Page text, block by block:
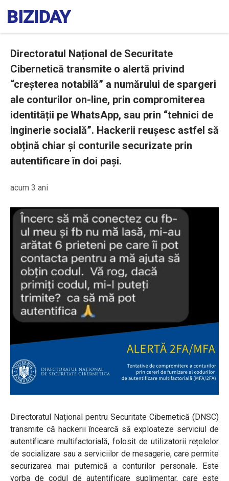
Directoratul Național de Securitate
Cibernetică transmite o alertă privind
“creșterea notabilă” a numărului de spargeri
ale conturilor on-line, prin compromiterea
identității pe WhatsApp, sau prin “tehnici de
inginerie socială”. Hackerii reușesc astfel să
obțină chiar și conturile securizate prin
autentificare în doi pași.
acum 3 ani
Directoratul Național pentru Securitate Cibernetică (DNSC)
transmite că hackerii încearcă să exploateze serviciul de
autentificare multifactorială, folosit de utilizatorii rețelelor
de socializare sau a serviciilor de mesagerie, care permite
securizarea mai puternică a conturilor personale. Este
vorba de codul de autentificare suplimentar, care este